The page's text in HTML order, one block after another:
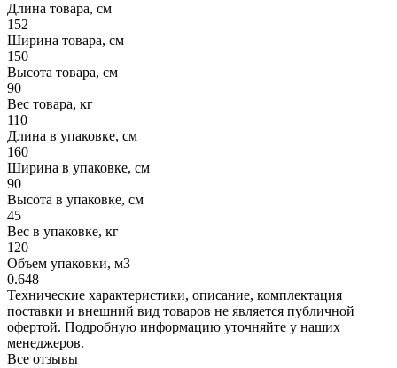
Длина товара, см
152
Ширина товара, см
150
Высота товара, см
90
Вес товара, кг
110
Длина в упаковке, см
160
Ширина в упаковке, см
90
Высота в упаковке, см
45
Вес в упаковке, кг
120
Объем упаковки, м3
0.648
Технические характеристики, описание, комплектация
поставки и внешний вид товаров не является публичной
офертой. Подробную информацию уточняйте у наших
менеджеров.
Все отзывы